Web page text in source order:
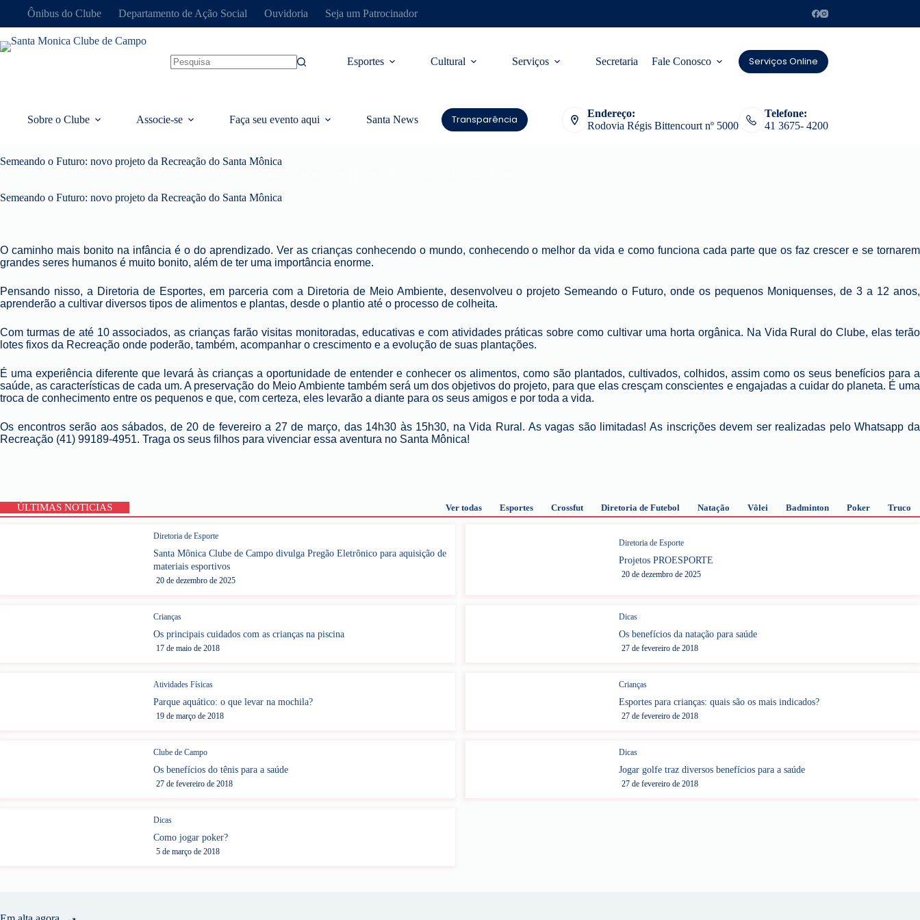
Ônibus do Clube Departamento de Ação Social Ouvidoria Seja um Patrocinador
Esportes Cultural Serviços Secretaria Fale Conosco Serviços Online
Sobre o Clube Associe-se Faça seu evento aqui Santa News Transparência
Endereço:
Rodovia Régis Bittencourt nº 5000
Telefone:
41 3675- 4200
Semeando o Futuro: novo projeto da Recreação do Santa Mônica
Semeando o Futuro: novo projeto da Recreação do Santa Mônica
O caminho mais bonito na infância é o do aprendizado. Ver as crianças conhecendo o mundo, conhecendo o melhor da vida e como funciona cada parte que os faz crescer e se tornarem
grandes seres humanos é muito bonito, além de ter uma importância enorme.
Pensando nisso, a Diretoria de Esportes, em parceria com a Diretoria de Meio Ambiente, desenvolveu o projeto Semeando o Futuro, onde os pequenos Moniquenses, de 3 a 12 anos,
aprenderão a cultivar diversos tipos de alimentos e plantas, desde o plantio até o processo de colheita.
Com turmas de até 10 associados, as crianças farão visitas monitoradas, educativas e com atividades práticas sobre como cultivar uma horta orgânica. Na Vida Rural do Clube,elasterão
lotes fixos da Recreação onde poderão, também, acompanhar o crescimento e a evolução de suas plantações.
É uma experiência diferente que levará às crianças a oportunidade de entender e conhecer os alimentos, como são plantados, cultivados, colhidos, assim como os seus benefícios para a
saúde, as características de cada um. A preservação do Meio Ambiente também será um dos objetivos do projeto, para que elas cresçam conscientes e engajadas a cuidar do planeta. É uma
troca de conhecimento entre os pequenos e que, com certeza, eles levarão a diante para os seus amigos e por toda a vida.
Os encontros serão aos sábados, de 20 de fevereiro a 27 de março, das 14h30 às 15h30, na Vida Rural. As vagas são limitadas! As inscrições devem ser realizadas pelo Whatsapp da
Recreação (41) 99189-4951. Traga os seus filhos para vivenciar essa aventura no Santa Mônica!
ÚLTIMAS NOTICIAS Ver todas Esportes Crossfut Diretoria de Futebol Natação Vôlei Badminton Poker Truco
Diretoria de Esporte
Santa Mônica Clube de Campo divulga Pregão Eletrônico para aquisição de
materiais esportivos
20 de dezembro de 2025
Diretoria de Esporte
Projetos PROESPORTE
20 de dezembro de 2025
Crianças
Os principais cuidados com as crianças na piscina
17 de maio de 2018
Dicas
Os benefícios da natação para saúde
27 de fevereiro de 2018
Atividades Físicas
Parque aquático: o que levar na mochila?
19 de março de 2018
Crianças
Esportes para crianças: quais são os mais indicados?
27 de fevereiro de 2018
Clube de Campo
Os benefícios do tênis para a saúde
27 de fevereiro de 2018
Dicas
Jogar golfe traz diversos benefícios para a saúde
27 de fevereiro de 2018
Dicas
Como jogar poker?
5 de março de 2018